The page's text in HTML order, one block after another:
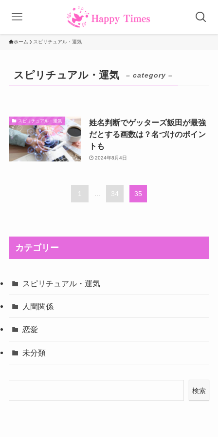
ホーム スピリチュアル・運気
スピリチュアル・運気 – category –
スピリチュアル・運気
姓名判断でゲッターズ飯田が最強
だとする画数は？名づけのポイン
トも
2024年8月4日
1 34 35
カテゴリー
スピリチュアル・運気
人間関係
恋愛
未分類
検索